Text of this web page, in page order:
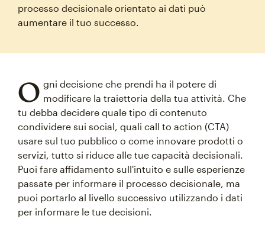
processo decisionale orientato ai dati può
aumentare il tuo successo.
O gni decisione che prendi ha il potere di
modificare la traiettoria della tua attività. Che
tu debba decidere quale tipo di contenuto
condividere sui social, quali call to action (CTA)
usare sul tuo pubblico o come innovare prodotti o
servizi, tutto si riduce alle tue capacità decisionali.
Puoi fare affidamento sull'intuito e sulle esperienze
passate per informare il processo decisionale, ma
puoi portarlo al livello successivo utilizzando i dati
per informare le tue decisioni.